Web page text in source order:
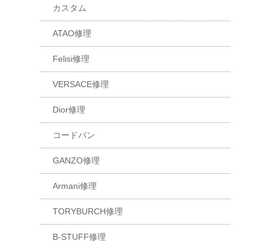
カスタム
ATAO修理
Felisi修理
VERSACE修理
Dior修理
コードバン
GANZO修理
Armani修理
TORYBURCH修理
B-STUFF修理